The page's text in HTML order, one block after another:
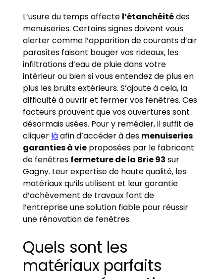
L’usure du temps affecte l’étanchéitédes
menuiseries. Certains signes doivent vous
alerter comme l’apparition de courants d’air
parasites faisant bouger vos rideaux, les
infiltrations d’eau de pluie dans votre
intérieur ou bien si vous entendez de plus en
plus les bruits extérieurs. S’ajoute à cela, la
difficulté à ouvrir et fermer vos fenêtres. Ces
facteurs prouvent que vos ouvertures sont
désormais usées. Pour y remédier, il suffit de
cliquer làafin d’accéder à des menuiseries
garanties à vie proposées par le fabricant
de fenêtres fermeture de la Brie 93 sur
Gagny. Leur expertise de haute qualité, les
matériaux qu’ils utilisent et leur garantie
d’achèvement de travaux font de
l’entreprise une solution fiable pour réussir
une rénovation de fenêtres.
Quels sont les
matériaux parfaits